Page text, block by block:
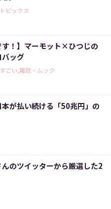
ピックス
す！】マーモット×ひつじの
ッグ
ごい,雑誌・ムック
が払い続ける「50兆円」の
のツイッターから厳選した2